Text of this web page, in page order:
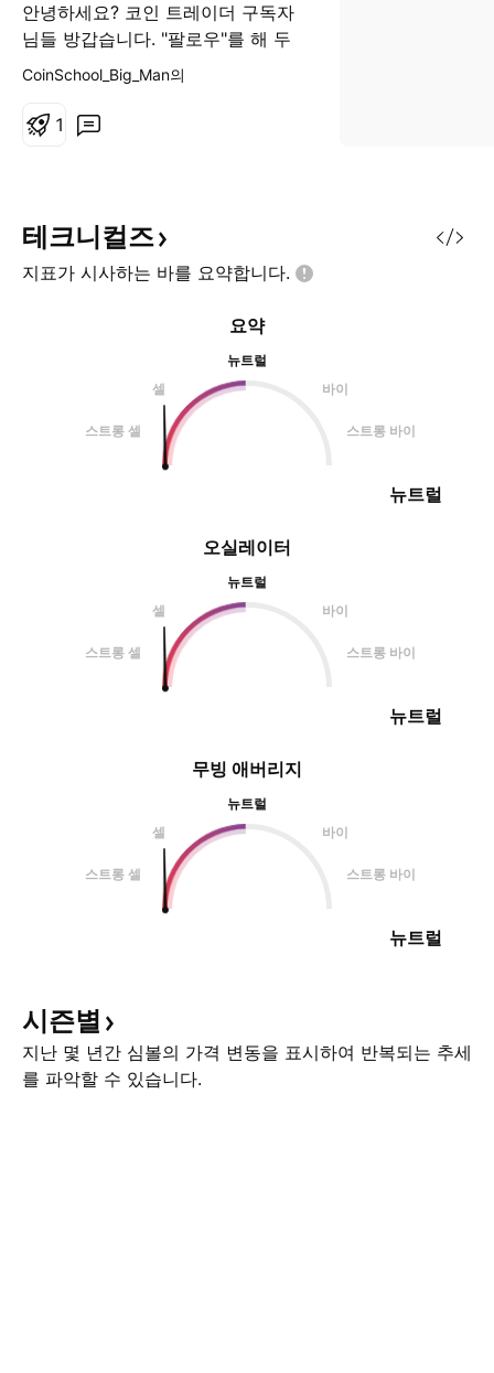
안녕하세요? 코인 트레이더 구독자
님들 방갑습니다. "팔로우"를 해 두
시면, 언제나 빠르게 새로운 정보를
해주시면 감사하겠으며 오늘도 좋은
하락추세선 돌파 0.038371 -
0.040347 지지를 해주면서 하락추
세선 돌파는 의미있는 돌파로 해석
0.047276 / 0.050771 0.055710 -
CoinSchool_Big_Man의
1
테크니컬즈
지표가 시사하는 바를 요약합니다.
오실레이터
뉴트럴
셀
바이
스트롱 셀 스트롱 바이
뉴트럴
요약
뉴트럴
셀
바이
스트롱 셀 스트롱 바이
뉴트럴
무빙 애버리지
뉴트럴
셀
바이
스트롱 셀 스트롱 바이
뉴트럴
시즌별
지난 몇 년간 심볼의 가격 변동을 표시하여 반복되는 추세
를 파악할 수 있습니다.